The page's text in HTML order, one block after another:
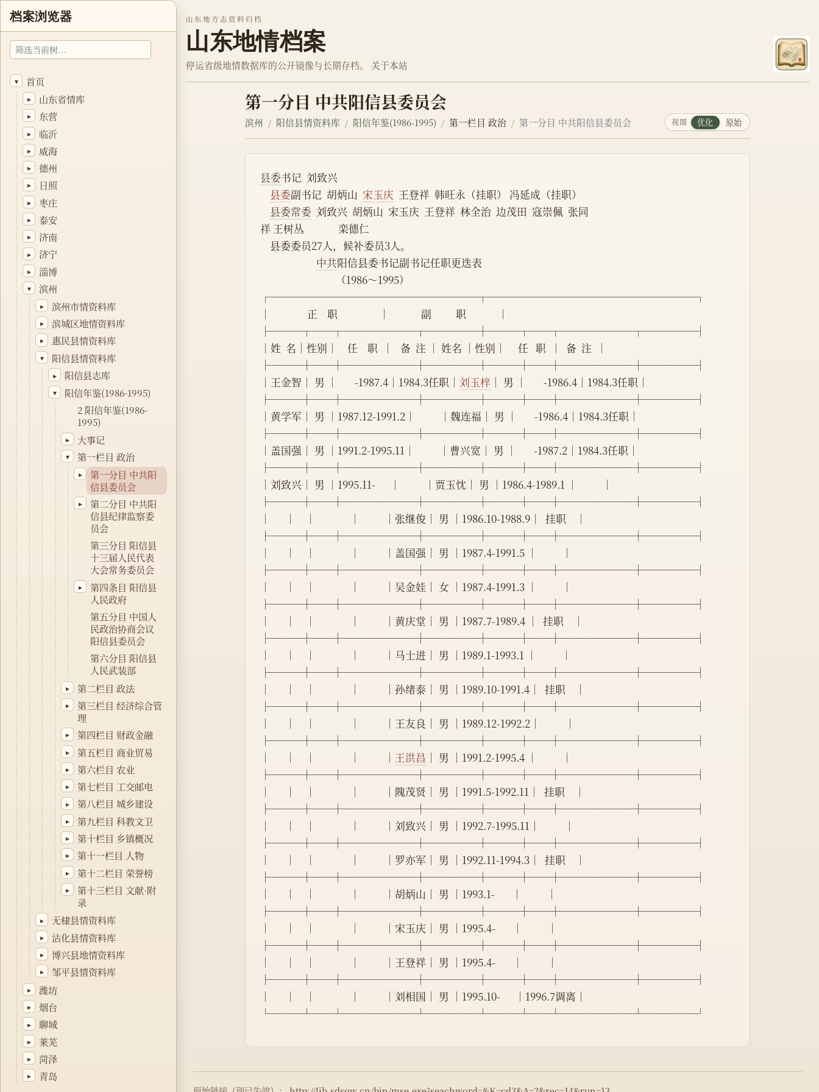
山东地方志资料归档
山东地情档案
停运省级地情数据库的公开镜像与长期存档。 关于本站
第一分目 中共阳信县委员会
滨州 阳信县情资料库 阳信年鉴(1986-1995) 第一栏目 政治 第一分目 中共阳信县委员会 视图 优化 原始
档案浏览器
▾ 首页
▸ 山东省情库
▸ 东营
▸ 临沂
▸ 威海
▸ 德州
▸ 日照
▸ 枣庄
▸ 泰安
▸ 济南
▸ 济宁
▸ 淄博
▾ 滨州
▸ 滨州市情资料库
▸ 滨城区地情资料库
▸ 惠民县情资料库
▾ 阳信县情资料库
▸ 阳信县志库
▾
阳信年鉴(1986-1995)
2 阳信年鉴(1986-
1995)
▸ 大事记
▾ 第一栏目 政治
▸
第一分目 中共阳
信县委员会
▸
第二分目 中共阳
信县纪律监察委
员会
第三分目 阳信县
十三届人民代表
大会常务委员会
▸
第四条目 阳信县
人民政府
第五分目 中国人
民政治协商会议
阳信县委员会
第六分目 阳信县
人民武装部
▸ 第二栏目 政法
▸
第三栏目 经济综合管
理
▸ 第四栏目 财政金融
▸ 第五栏目 商业贸易
▸ 第六栏目 农业
▸ 第七栏目 工交邮电
▸ 第八栏目 城乡建设
▸ 第九栏目 科教文卫
▸ 第十栏目 乡镇概况
▸ 第十一栏目 人物
▸ 第十二栏目 荣誉榜
▸
第十三栏目 文献·附
录
▸ 无棣县情资料库
▸ 沾化县情资料库
▸ 博兴县地情资料库
▸ 邹平县情资料库
▸ 潍坊
▸ 烟台
▸ 聊城
▸ 莱芜
▸ 菏泽
▸ 青岛
县委书记  刘致兴
县委副书记  胡炳山 宋玉庆
  王登祥  韩旺永（挂职） 冯延成（挂职）
县委常委
  刘致兴  胡炳山  宋玉庆  王登祥  林全治  边茂田  寇崇佩  张同
祥 王树丛              栾德仁
    县委委员27人，候补委员3人。
中共阳信县委书记副书记任职更迭表
                               （1986～1995）
┌────────────────────┬────────────────────┐
│               正    职                 │             副          职             │
├───┬──┬───────┬─────┼───┬──┬───────┬─────┤
│姓  名│性别│    任    职  │   备  注 │ 姓名 │性别│     任   职  │  备  注  │
├───┼──┼───────┼─────┼───┼──┼───────┼─────┤
│王金智│ 男 │       -1987.4│1984.3任职│ 刘玉梓 │ 男 │       -1986.4│1984.3任职│
├───┼──┼───────┼─────┼───┼──┼───────┼─────┤
│黄学军│ 男 │1987.12-1991.2│          │魏连福│ 男 │       -1986.4│1984.3任职│
├───┼──┼───────┼─────┼───┼──┼───────┼─────┤
│盖国强│ 男 │1991.2-1995.11│          │曹兴宽│ 男 │       -1987.2│1984.3任职│
├───┼──┼───────┼─────┼───┼──┼───────┼─────┤
│刘致兴│ 男 │1995.11-      │          │贾玉忱│ 男 │1986.4-1989.1 │          │
├───┼──┼───────┼─────┼───┼──┼───────┼─────┤
│      │    │              │          │张继俊│ 男 │1986.10-1988.9│  挂职    │
├───┼──┼───────┼─────┼───┼──┼───────┼─────┤
│      │    │              │          │盖国强│ 男 │1987.4-1991.5 │          │
├───┼──┼───────┼─────┼───┼──┼───────┼─────┤
│      │    │              │          │吴金娃│ 女 │1987.4-1991.3 │          │
├───┼──┼───────┼─────┼───┼──┼───────┼─────┤
│      │    │              │          │黄庆堂│ 男 │1987.7-1989.4 │  挂职    │
├───┼──┼───────┼─────┼───┼──┼───────┼─────┤
│      │    │              │          │马士进│ 男 │1989.1-1993.1 │          │
├───┼──┼───────┼─────┼───┼──┼───────┼─────┤
│      │    │              │          │孙绪泰│ 男 │1989.10-1991.4│  挂职    │
├───┼──┼───────┼─────┼───┼──┼───────┼─────┤
│      │    │              │          │王友良│ 男 │1989.12-1992.2│          │
├───┼──┼───────┼─────┼───┼──┼───────┼─────┤
│      │    │              │          │ 王洪昌 │ 男 │1991.2-1995.4 │          │
├───┼──┼───────┼─────┼───┼──┼───────┼─────┤
│      │    │              │          │隗茂贤│ 男 │1991.5-1992.11│  挂职    │
├───┼──┼───────┼─────┼───┼──┼───────┼─────┤
│      │    │              │          │刘致兴│ 男 │1992.7-1995.11│          │
├───┼──┼───────┼─────┼───┼──┼───────┼─────┤
│      │    │              │          │罗亦军│ 男 │1992.11-1994.3│  挂职    │
├───┼──┼───────┼─────┼───┼──┼───────┼─────┤
│      │    │              │          │胡炳山│ 男 │1993.1-       │          │
├───┼──┼───────┼─────┼───┼──┼───────┼─────┤
│      │    │              │          │宋玉庆│ 男 │1995.4-       │          │
├───┼──┼───────┼─────┼───┼──┼───────┼─────┤
│      │    │              │          │王登祥│ 男 │1995.4-       │          │
├───┼──┼───────┼─────┼───┼──┼───────┼─────┤
│      │    │              │          │刘相国│ 男 │1995.10-      │1996.7调离│
└───┴──┴───────┴─────┴───┴──┴───────┴─────┘